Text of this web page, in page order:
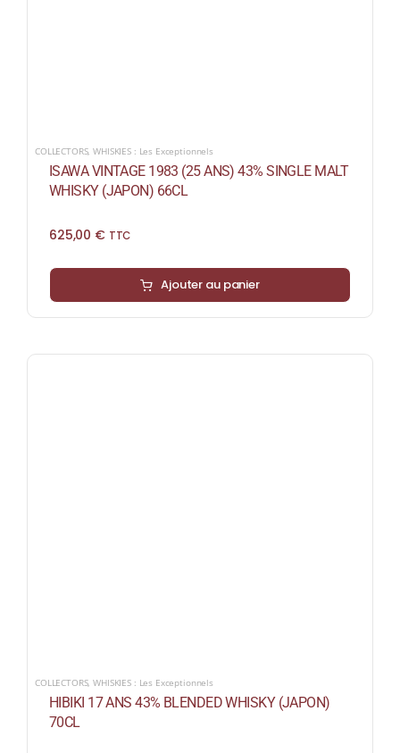
COLLECTORS,WHISKIES : Les Exceptionnels
ISAWA VINTAGE 1983 (25 ANS) 43% SINGLE MALT
WHISKY (JAPON) 66CL
625,00 € TTC
Ajouter au panier
COLLECTORS,WHISKIES : Les Exceptionnels
HIBIKI 17 ANS 43% BLENDED WHISKY (JAPON)
70CL